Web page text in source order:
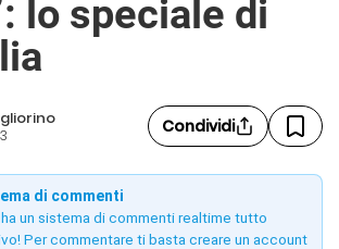
lo speciale di
Condividi
di commenti
un sistema di commenti realtime tutto
Per commentare ti basta creare un account